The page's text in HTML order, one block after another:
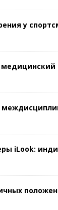
у
iLook: